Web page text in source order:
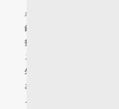
ポイントプログラム
銀行との口座連携
投資情報サービス
ご入金・ご出金
外貨決済
お取引時間